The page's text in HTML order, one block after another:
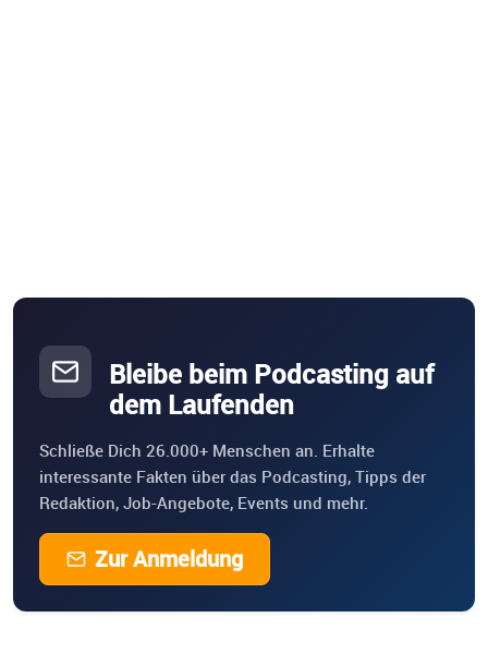
Bleibe beim Podcasting auf
dem Laufenden
Schließe Dich 26.000+ Menschen an. Erhalte
interessante Fakten über das Podcasting, Tipps der
Redaktion, Job-Angebote, Events und mehr.
Zur Anmeldung